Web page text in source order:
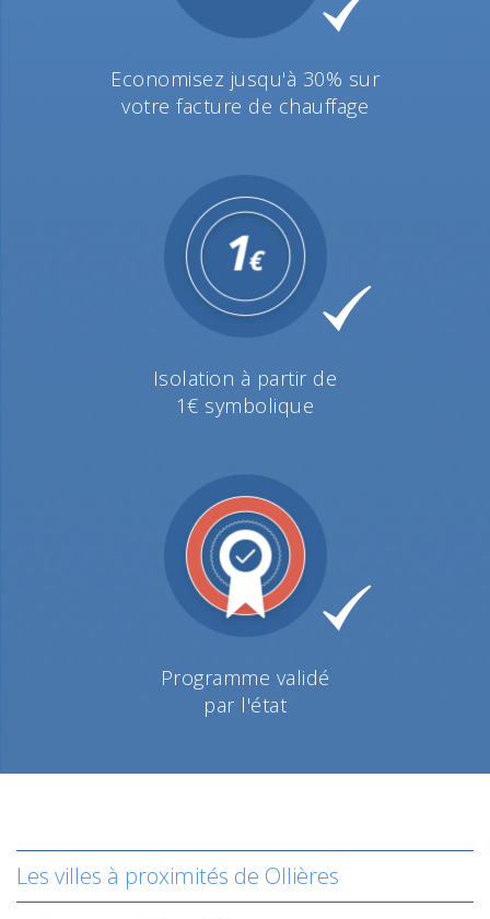
Economisez jusqu'à 30% sur
votre facture de chauffage
Isolation à partir de
1€ symbolique
Programme validé
par l'état
Les villes à proximités de Ollières